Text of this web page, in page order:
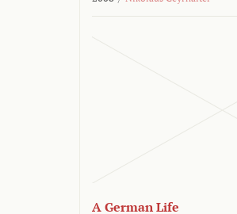
A German Life